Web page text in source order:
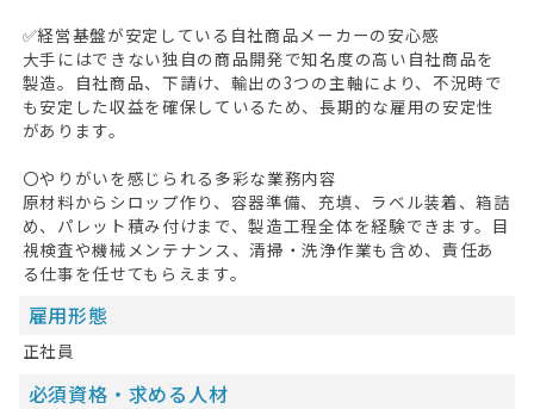
✅経営基盤が安定している自社商品メーカーの安心感
大手にはできない独自の商品開発で知名度の高い自社商品を
製造。自社商品、下請け、輸出の3つの主軸により、不況時で
も安定した収益を確保しているため、長期的な雇用の安定性
があります。
〇やりがいを感じられる多彩な業務内容
原材料からシロップ作り、容器準備、充填、ラベル装着、箱詰
め、パレット積み付けまで、製造工程全体を経験できます。目
視検査や機械メンテナンス、清掃・洗浄作業も含め、責任あ
る仕事を任せてもらえます。
雇用形態
正社員
必須資格・求める人材